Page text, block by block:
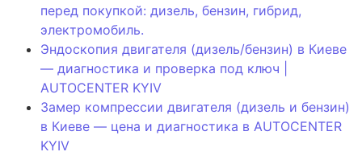
перед покупкой: дизель, бензин, гибрид,
электромобиль.
Эндоскопия двигателя (дизель/бензин) в Киеве
— диагностика и проверка под ключ |
AUTOCENTER KYIV
Замер компрессии двигателя (дизель и бензин)
в Киеве — цена и диагностика в AUTOCENTER
KYIV